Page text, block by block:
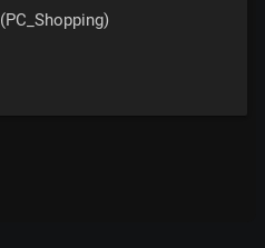
(PC_Shopping)